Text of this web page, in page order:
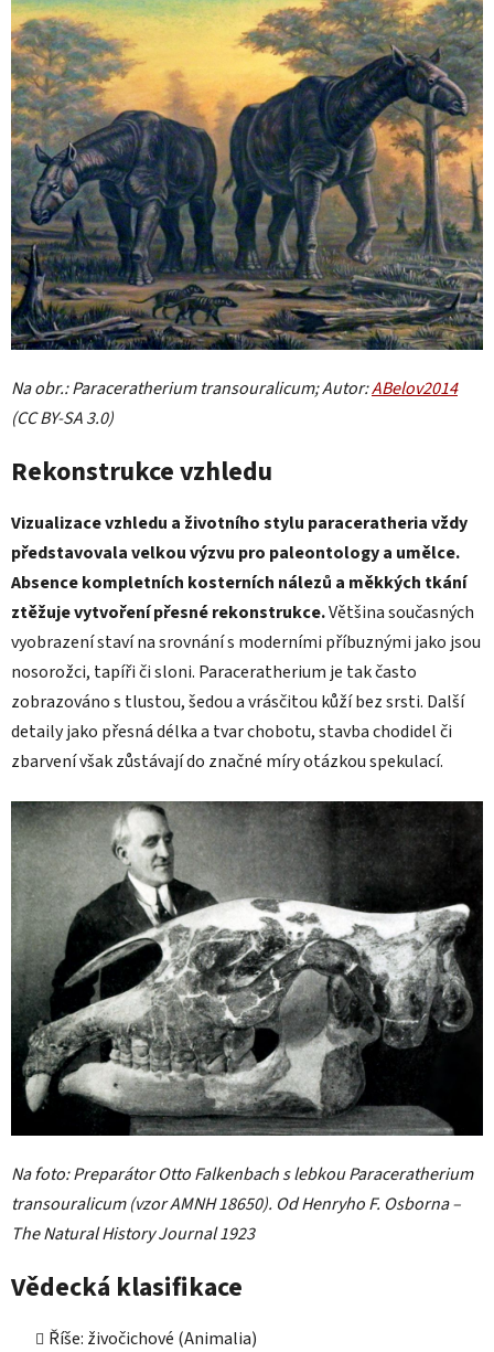
Na obr.: Paraceratherium transouralicum; Autor:ABelov2014
(CC BY-SA 3.0)
Rekonstrukce vzhledu
Vizualizace vzhledu a životního stylu paraceratheria vždy
představovala velkou výzvu pro paleontology a umělce.
Absence kompletních kosterních nálezů a měkkých tkání
ztěžuje vytvoření přesné rekonstrukce.Většina současných
vyobrazení staví na srovnání s moderními příbuznými jako jsou
nosorožci, tapíři či sloni. Paraceratherium je tak často
zobrazováno s tlustou, šedou a vrásčitou kůží bez srsti. Další
detaily jako přesná délka a tvar chobotu, stavba chodidel či
zbarvení však zůstávají do značné míry otázkou spekulací.
Na foto: Preparátor Otto Falkenbach s lebkou Paraceratherium
transouralicum (vzor AMNH 18650). Od Henryho F. Osborna –
The Natural History Journal 1923
Vědecká klasifikace
Říše: živočichové (Animalia)